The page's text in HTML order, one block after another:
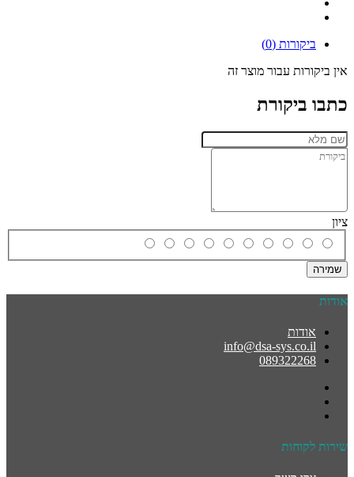
ביקורות (0)
אין ביקורות עבור מוצר זה
כתבו ביקורת
ציון
שמירה
אודות
אודות
info@dsa-sys.co.il
089322268
שירות לקוחות